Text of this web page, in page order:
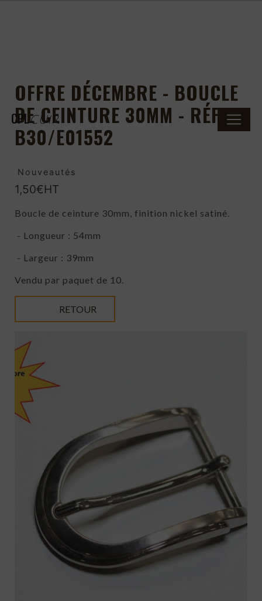
CPLCUIR
OFFRE DÉCEMBRE - BOUCLE
DE CEINTURE 30MM - RÉF.
B30/E01552
Nouveautés
1,50€HT
Boucle de ceinture 30mm, finition nickel satiné.
- Longueur : 54mm
- Largeur : 39mm
Vendu par paquet de 10.
RETOUR